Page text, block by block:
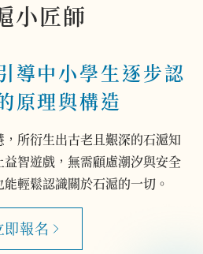
小匠師
導中小學生逐步認
原理與構造
所衍生出古老且艱深的石滬知
智遊戲，無需顧慮潮汐與安全
輕鬆認識關於石滬的一切。
即報名